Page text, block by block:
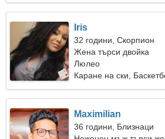
Iris
32 години, Скорпион
Жена търси двойка
Люлео
Каране на ски,
Maximilian
36 години, Близнаци